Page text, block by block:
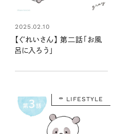
2025.02.10
【ぐれいさん】 第二話「お風
呂に入ろう」
LIFESTYLE